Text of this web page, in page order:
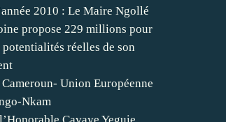
2010 : Le Maire Ngollé
propose 229 millions pour
potentialités réelles de son
Union Européenne
Nkam